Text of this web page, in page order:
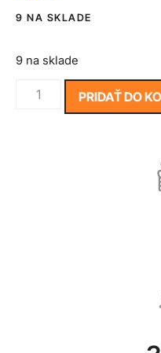
9 NA SKLADE
9 na sklade
PRIDAŤ DO